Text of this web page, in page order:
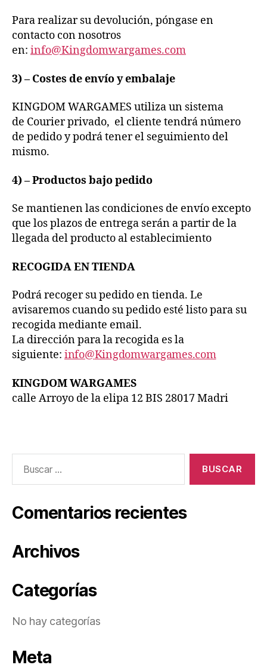
Para realizar su devolución, póngase en
contacto con nosotros
en: info@Kingdomwargames.com
3) – Costes de envío y embalaje
KINGDOM WARGAMES utiliza un sistema
de Courier privado, el cliente tendrá número
de pedido y podrá tener el seguimiento del
mismo.
4) – Productos bajo pedido
Se mantienen las condiciones de envío excepto
que los plazos de entrega serán a partir de la
llegada del producto al establecimiento
RECOGIDA EN TIENDA
Podrá recoger su pedido en tienda. Le
avisaremos cuando su pedido esté listo para su
recogida mediante email.
La dirección para la recogida es la
siguiente: info@Kingdomwargames.com
KINGDOM WARGAMES
calle Arroyo de la elipa 12 BIS 28017 Madri
Comentarios recientes
Archivos
Categorías
No hay categorías
Meta